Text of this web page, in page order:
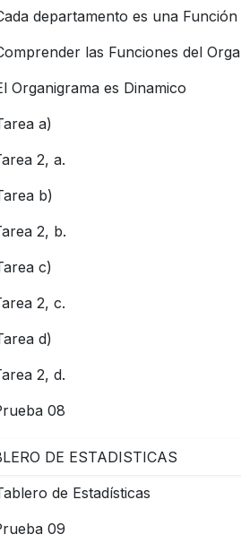
departamento es una Función
las Funciones del
Organigrama es Dinamico
a)
2, a.
b)
2, b.
c)
2, c.
d)
2, d.
08
DE ESTADISTICAS
de Estadísticas
09